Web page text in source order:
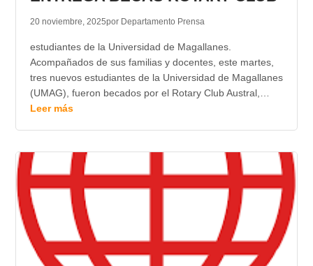
20 noviembre, 2025por Departamento Prensa
estudiantes de la Universidad de Magallanes.
Acompañados de sus familias y docentes, este martes,
tres nuevos estudiantes de la Universidad de Magallanes
(UMAG), fueron becados por el Rotary Club Austral,…
Leer más